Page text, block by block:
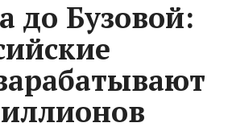
до Бузовой: